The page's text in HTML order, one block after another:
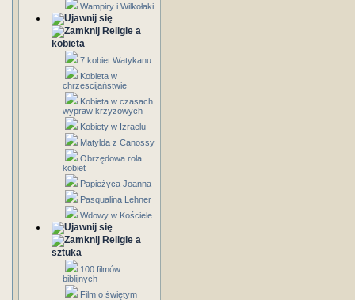
Wampiry i Wilkołaki
Religie a
kobieta
7 kobiet Watykanu
Kobieta w
chrzescijaństwie
Kobieta w czasach
wypraw krzyżowych
Kobiety w Izraelu
Matylda z Canossy
Obrzędowa rola
kobiet
Papieżyca Joanna
Pasqualina Lehner
Wdowy w Kościele
Religie a
sztuka
100 filmów
biblijnych
Film o świętym